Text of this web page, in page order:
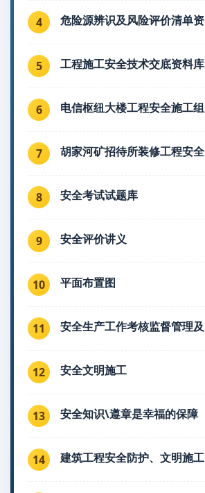
4 危险源辨识及风险评价清单资
5 工程施工安全技术交底资料库
6 电信枢纽大楼工程安全施工组
7 胡家河矿招待所装修工程安全
8 安全考试试题库
9 安全评价讲义
10 平面布置图
11 安全生产工作考核监督管理及
12 安全文明施工
13 安全知识\遵章是幸福的保障
14 建筑工程安全防护、文明施工